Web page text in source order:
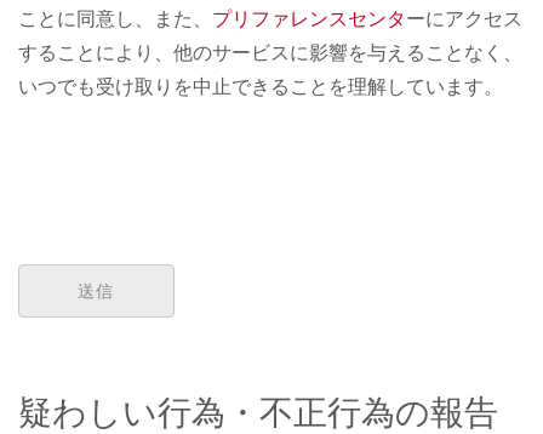
ことに同意し、また、 プリファレンスセンターにアクセス
することにより、他のサービスに影響を与えることなく、
いつでも受け取りを中止できることを理解しています。
疑わしい行為・不正行為の報告